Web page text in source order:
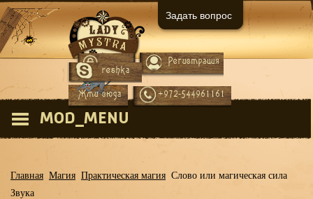
Вход Регистрация
Жми сюда +972-544961161
reshka
MOD_MENU
Главная Магия Практическая магия Слово или магическая сила
Звука
Задать вопрос